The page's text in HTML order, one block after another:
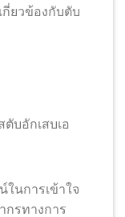
กี่ยวข้องกับตับ
ตับอักเสบเอ
ในการเข้าใจ
รทางการ